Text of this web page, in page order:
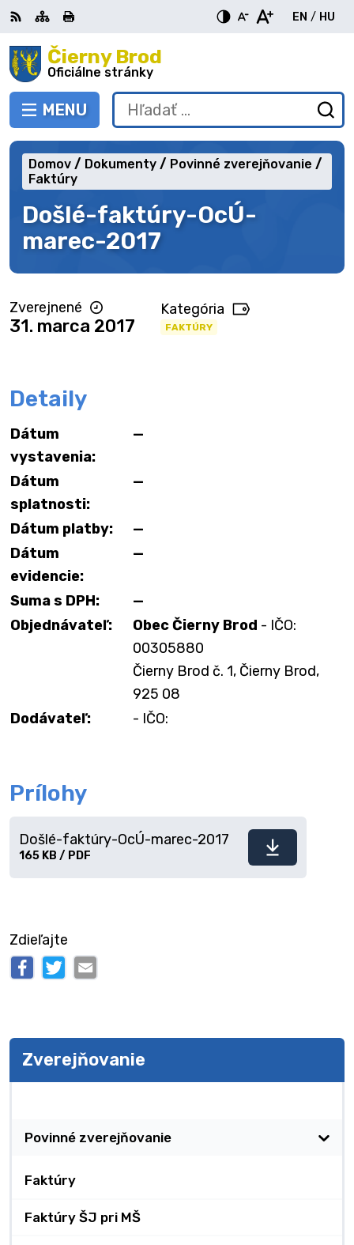
Preskočiť
na
obsah Čierny Brod
Oficiálne stránky
PREPNÚŤ
MENU
RSS MapaTlačiť
EN
English
/ HU
Hľadať:
Došlé-faktúry-OcÚ-
marec-2017
Domov Dokumenty
Povinné zverejňovanie
Faktúry
Zverejnené
31. marca 2017
Kategória
FAKTÚRY
Detaily
Dátum
vystavenia:
—
Dátum
splatnosti:
—
Dátum platby:
—
Dátum
evidencie:
—
Suma s DPH:
—
Objednávateľ:
Obec Čierny Brod - IČO:
00305880
Čierny Brod č. 1, Čierny Brod,
925 08
Dodávateľ:
- IČO:
Prílohy
Stiahnuť
Došlé-faktúry-OcÚ-marec-2017
165 KB / PDF
Zdieľajte
Zverejňovanie
Povinné zverejňovanie
Faktúry
Faktúry ŠJ pri MŠ